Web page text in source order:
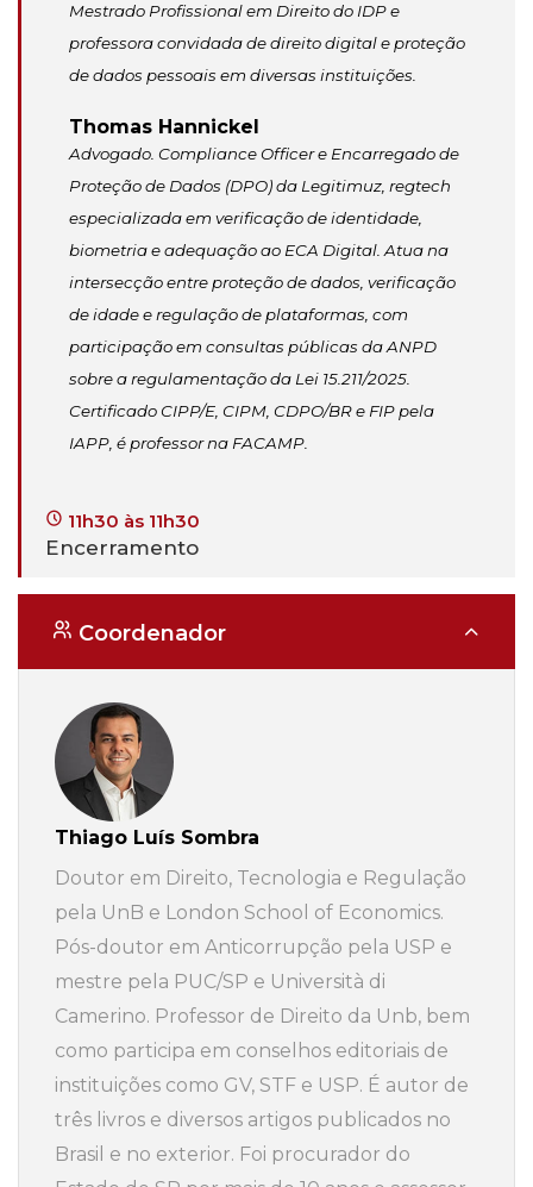
Mestrado Profissional em Direito do IDP e
professora convidada de direito digital e proteção
de dados pessoais em diversas instituições.
Thomas Hannickel
Advogado. Compliance Officer e Encarregado de
Proteção de Dados (DPO) da Legitimuz, regtech
especializada em verificação de identidade,
biometria e adequação ao ECA Digital. Atua na
intersecção entre proteção de dados, verificação
de idade e regulação de plataformas, com
participação em consultas públicas da ANPD
sobre a regulamentação da Lei 15.211/2025.
Certificado CIPP/E, CIPM, CDPO/BR e FIP pela
IAPP, é professor na FACAMP.
11h30 às 11h30
Encerramento
Coordenador
Thiago Luís Sombra
Doutor em Direito, Tecnologia e Regulação
pela UnB e London School of Economics.
Pós-doutor em Anticorrupção pela USP e
mestre pela PUC/SP e Università di
Camerino. Professor de Direito da Unb, bem
como participa em conselhos editoriais de
instituições como GV, STF e USP. É autor de
três livros e diversos artigos publicados no
Brasil e no exterior. Foi procurador do